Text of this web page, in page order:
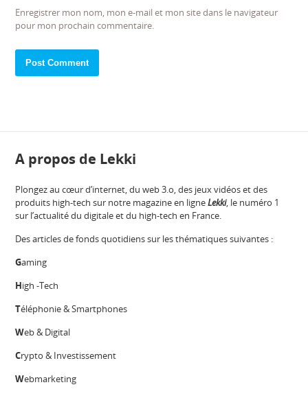
Enregistrer mon nom, mon e-mail et mon site dans le navigateur
pour mon prochain commentaire.
A propos de Lekki
Plongez au cœur d’internet, du web 3.o, des jeux vidéos et des
produits high-tech sur notre magazine en ligneLekki, le numéro 1
sur l’actualité du digitale et du high-tech en France.
Des articles de fonds quotidiens sur les thématiques suivantes :
Gaming
High -Tech
Téléphonie & Smartphones
Web & Digital
Crypto & Investissement
Webmarketing